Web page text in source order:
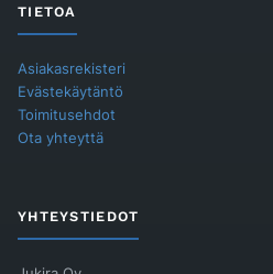
TIETOA
Asiakasrekisteri
Evästekäytäntö
Toimitusehdot
Ota yhteyttä
YHTEYSTIEDOT